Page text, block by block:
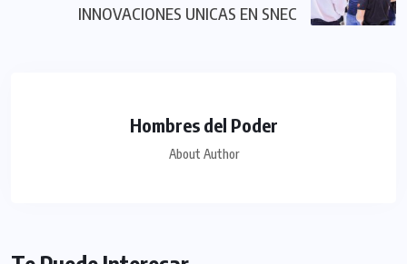
INNOVACIONES UNICAS EN SNEC
Hombres del Poder
About Author